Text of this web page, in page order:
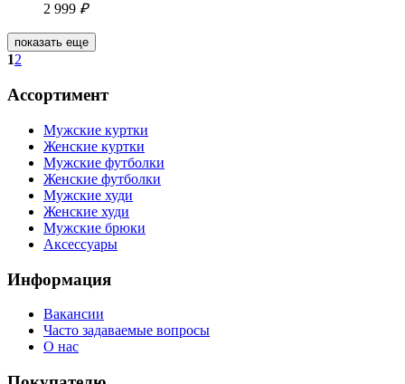
2 999 ₽
показать еще
12
Ассортимент
Мужские куртки
Женские куртки
Мужские футболки
Женские футболки
Мужские худи
Женские худи
Мужские брюки
Аксессуары
Информация
Вакансии
Часто задаваемые вопросы
О нас